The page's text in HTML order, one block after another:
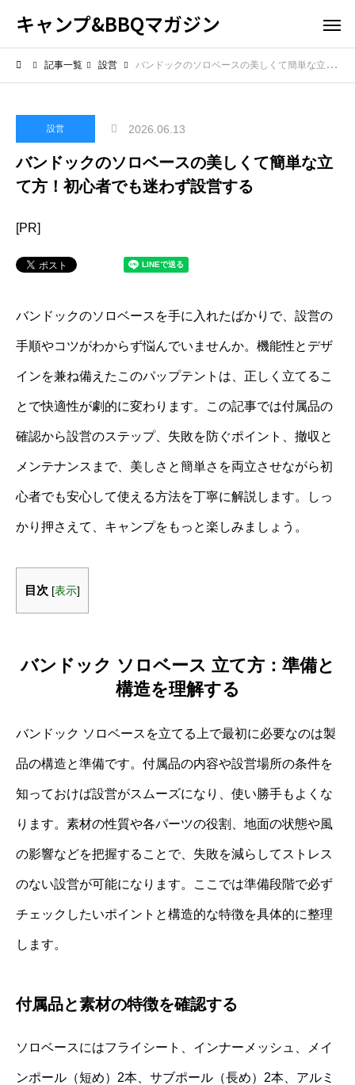
キャンプ&BBQマガジン
記事一覧 設営 バンドックのソロベースの美しくて簡単な立て方！初心者でも迷わず設営する
設営 2026.06.13
バンドックのソロベースの美しくて簡単な立
て方！初心者でも迷わず設営する
[PR]
バンドックのソロベースを手に入れたばかりで、設営の
手順やコツがわからず悩んでいませんか。機能性とデザ
インを兼ね備えたこのパップテントは、正しく立てるこ
とで快適性が劇的に変わります。この記事では付属品の
確認から設営のステップ、失敗を防ぐポイント、撤収と
メンテナンスまで、美しさと簡単さを両立させながら初
心者でも安心して使える方法を丁寧に解説します。しっ
かり押さえて、キャンプをもっと楽しみましょう。
目次 [表示]
バンドック ソロベース 立て方：準備と
構造を理解する
バンドック ソロベースを立てる上で最初に必要なのは製
品の構造と準備です。付属品の内容や設営場所の条件を
知っておけば設営がスムーズになり、使い勝手もよくな
ります。素材の性質や各パーツの役割、地面の状態や風
の影響などを把握することで、失敗を減らしてストレス
のない設営が可能になります。ここでは準備段階で必ず
チェックしたいポイントと構造的な特徴を具体的に整理
します。
付属品と素材の特徴を確認する
ソロベースにはフライシート、インナーメッシュ、メイ
ンポール（短め）2本、サブポール（長め）2本、アルミ